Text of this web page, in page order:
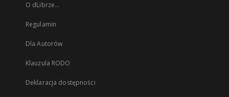
O dLibrze...
Regulamin
Dla Autorów
Klauzula RODO
Deklaracja dostępności